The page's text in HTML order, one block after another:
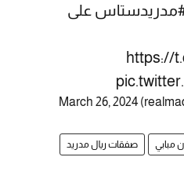
على
https://
March 26, 2024
مبابي صفقات ريال مدريد